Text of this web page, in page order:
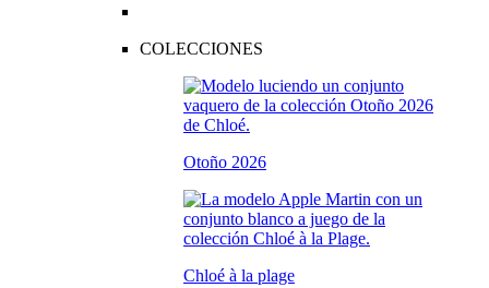
COLECCIONES
Otoño 2026
Chloé à la plage